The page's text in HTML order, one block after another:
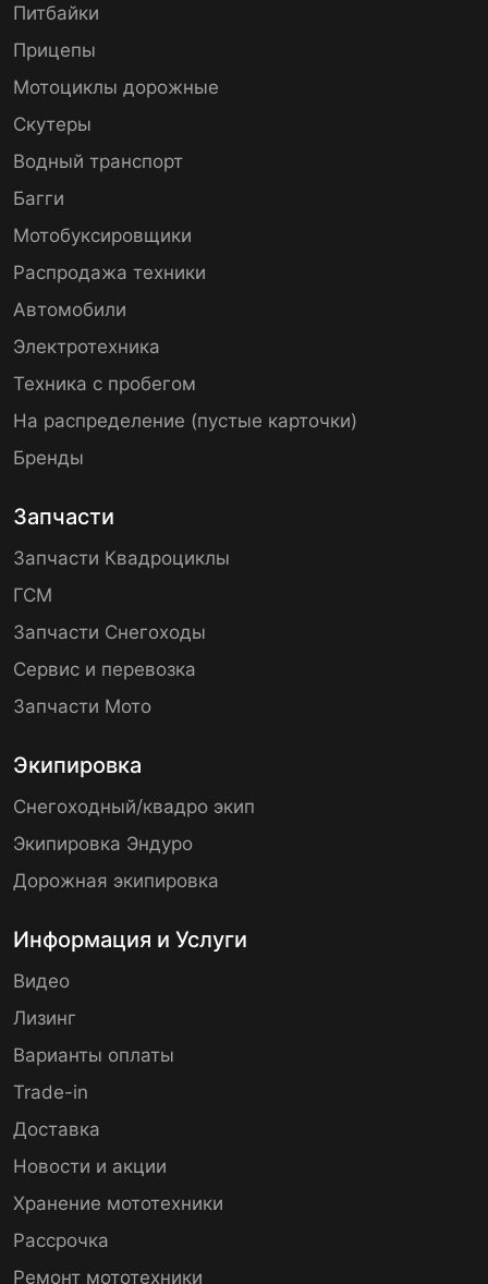
Питбайки
Прицепы
Мотоциклы дорожные
Скутеры
Водный транспорт
Багги
Мотобуксировщики
Распродажа техники
Автомобили
Электротехника
Техника с пробегом
На распределение (пустые карточки)
Бренды
Запчасти
Запчасти Квадроциклы
ГСМ
Запчасти Снегоходы
Сервис и перевозка
Запчасти Мото
Экипировка
Снегоходный/квадро экип
Экипировка Эндуро
Дорожная экипировка
Информация и Услуги
Видео
Лизинг
Варианты оплаты
Trade-in
Доставка
Новости и акции
Хранение мототехники
Рассрочка
Ремонт мототехники